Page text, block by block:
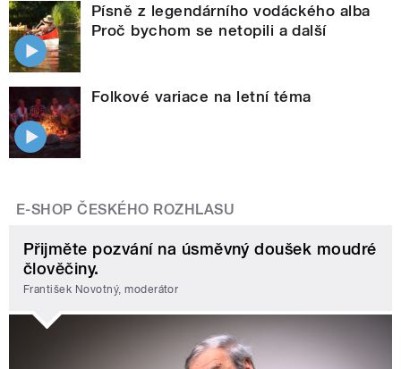
Písně z legendárního vodáckého alba
Proč bychom se netopili a další
Folkové variace na letní téma
E-SHOP ČESKÉHO ROZHLASU
Přijměte pozvání na úsměvný doušek moudré
člověčiny.
František Novotný, moderátor